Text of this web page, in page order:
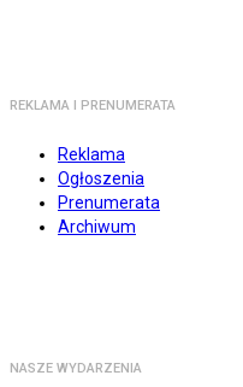
REKLAMA I PRENUMERATA
Reklama
Ogłoszenia
Prenumerata
Archiwum
NASZE WYDARZENIA